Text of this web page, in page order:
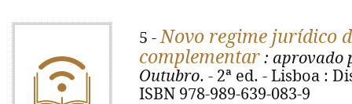
5 -Novo regime jurídico
complementar : aprovado
Outubro. - 2ª ed. - Lisboa :
ISBN 978-989-639-083-9